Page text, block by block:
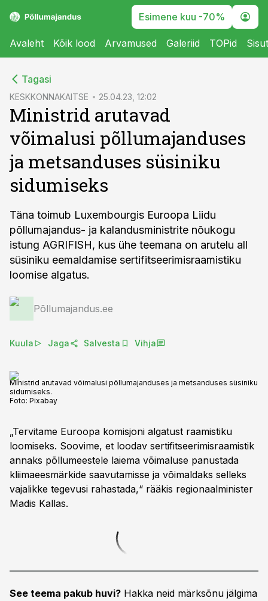
Esimene kuu -70%
Avaleht Kõik lood Arvamused Galeriid TOPid
Tagasi
KESKKONNAKAITSE 25.04.23, 12:02
Ministrid arutavad
võimalusi põllumajanduses
ja metsanduses süsiniku
sidumiseks
Täna toimub Luxembourgis Euroopa Liidu
põllumajandus- ja kalandusministrite nõukogu
istung AGRIFISH, kus ühe teemana on arutelu all
süsiniku eemaldamise sertifitseerimisraamistiku
loomise algatus.
Põllumajandus.ee
Kuula Jaga Salvesta Vihja
Ministrid arutavad võimalusi põllumajanduses ja metsanduses süsiniku
sidumiseks.
Foto: Pixabay
„Tervitame Euroopa komisjoni algatust raamistiku
loomiseks. Soovime, et loodav sertifitseerimisraamistik
annaks põllumeestele laiema võimaluse panustada
kliimaeesmärkide saavutamisse ja võimaldaks selleks
vajalikke tegevusi rahastada,“ rääkis regionaalminister
Madis Kallas.
See teema pakub huvi? Hakka neid märksõnu jälgima